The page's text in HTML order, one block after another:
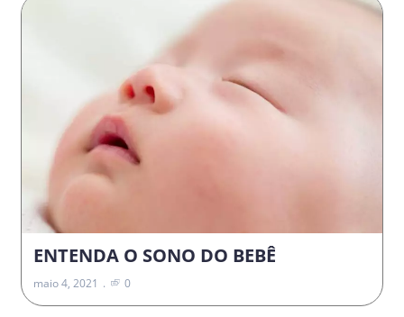
ENTENDA O SONO DO BEBÊ
maio 4, 2021 0